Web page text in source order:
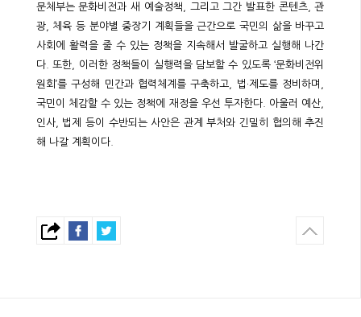
문체부는 문화비전과 새 예술정책, 그리고 그간 발표한 콘텐츠, 관
광, 체육 등 분야별 중장기 계획들을 근간으로 국민의 삶을 바꾸고
사회에 활력을 줄 수 있는 정책을 지속해서 발굴하고 실행해 나간
다. 또한, 이러한 정책들이 실행력을 담보할 수 있도록 ‘문화비전위
원회’를 구성해 민간과 협력체계를 구축하고, 법·제도를 정비하며,
국민이 체감할 수 있는 정책에 재정을 우선 투자한다. 아울러 예산,
인사, 법제 등이 수반되는 사안은 관계 부처와 긴밀히 협의해 추진
해 나갈 계획이다.